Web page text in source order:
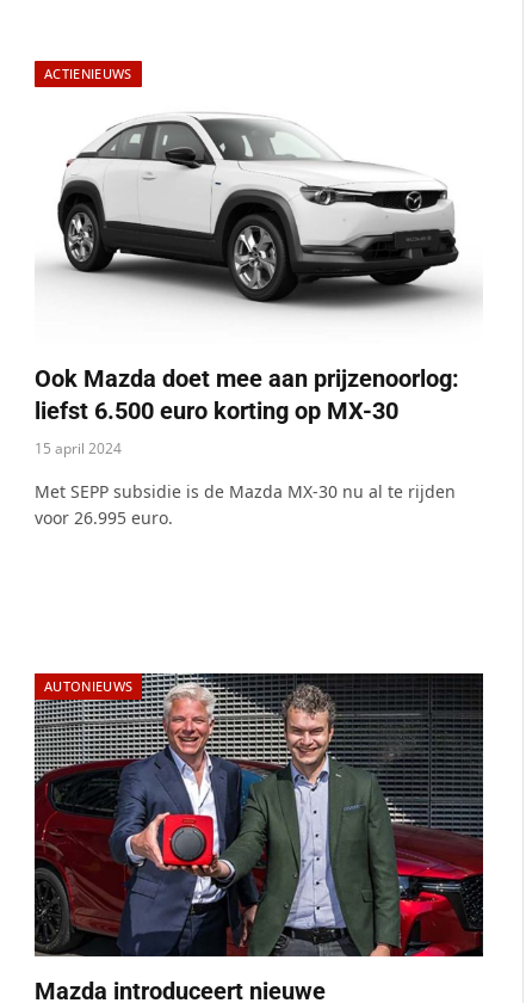
ACTIENIEUWS
Ook Mazda doet mee aan prijzenoorlog:
liefst 6.500 euro korting op MX-30
15 april 2024
Met SEPP subsidie is de Mazda MX-30 nu al te rijden
voor 26.995 euro.
AUTONIEUWS
Mazda introduceert nieuwe